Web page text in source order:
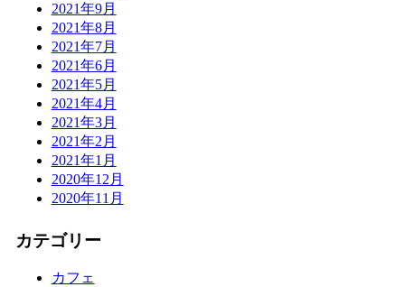
2021年9月
2021年8月
2021年7月
2021年6月
2021年5月
2021年4月
2021年3月
2021年2月
2021年1月
2020年12月
2020年11月
カテゴリー
カフェ